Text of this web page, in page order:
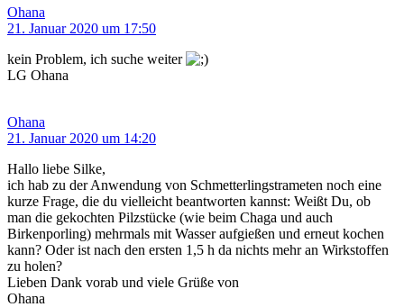
Ohana
21. Januar 2020 um 17:50
kein Problem, ich suche weiter
LG Ohana
Ohana
21. Januar 2020 um 14:20
Hallo liebe Silke,
ich hab zu der Anwendung von Schmetterlingstrameten noch eine
kurze Frage, die du vielleicht beantworten kannst: Weißt Du, ob
man die gekochten Pilzstücke (wie beim Chaga und auch
Birkenporling) mehrmals mit Wasser aufgießen und erneut kochen
kann? Oder ist nach den ersten 1,5 h da nichts mehr an Wirkstoffen
zu holen?
Lieben Dank vorab und viele Grüße von
Ohana